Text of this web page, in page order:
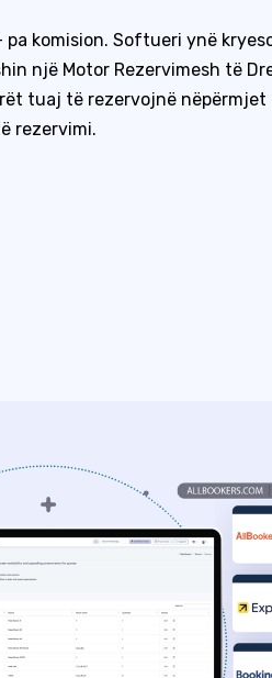
komision. Softueri ynë
një Motor Rezervimesh të
tuaj të rezervojnë nëpërmjet
rezervimi.
me një proces rezervimi
pa probleme për të
gamë të gjerë funksionesh